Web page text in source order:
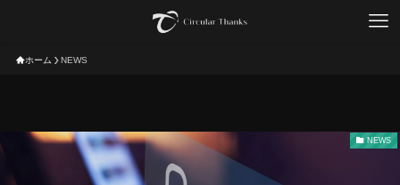
ホーム NEWS
NEWS